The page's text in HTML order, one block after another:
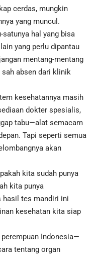
cerdas, mungkin
yang muncul.
satunya hal yang bisa
yang perlu dipantau
mentang-mentang
sah absen dari klinik
kesehatannya masih
dokter spesialis,
tabu—alat semacam
Tapi seperti semua
akan
kita sudah punya
kita punya
hasil tes mandiri ini
kesehatan kita siap
Indonesia—
tentang organ